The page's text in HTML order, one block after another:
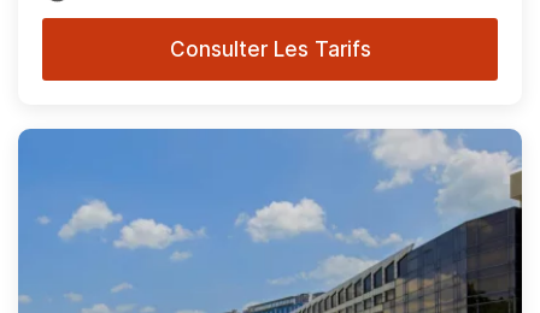
Consulter Les Tarifs